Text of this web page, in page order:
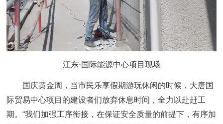
江东·国际能源中心项目现场
国庆黄金周，当市民乐享假期游玩休闲的时候，大唐国
际贸易中心项目的建设者们放弃休息时间，全力以赴赶工
期。“我们加强工序衔接，在保证安全质量的前提下，有序加